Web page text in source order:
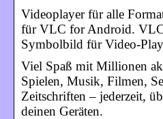
Videoplayer für alle
für VLC for Android.
Symbolbild für Video-
Viel Spaß mit Millionen
Spielen, Musik, Filmen,
Zeitschriften – jederzeit,
deinen Geräten.